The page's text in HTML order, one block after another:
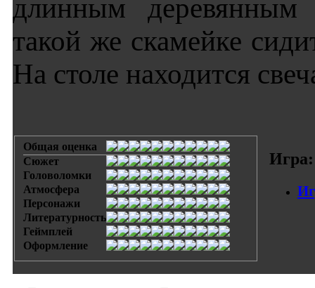
длинным
такой же скамейке
На столе находится
Общая оценка
Сюжет
Головоломки
Атмосфера
Персонажи
Литературность
Геймплей
Оформление
Игра: